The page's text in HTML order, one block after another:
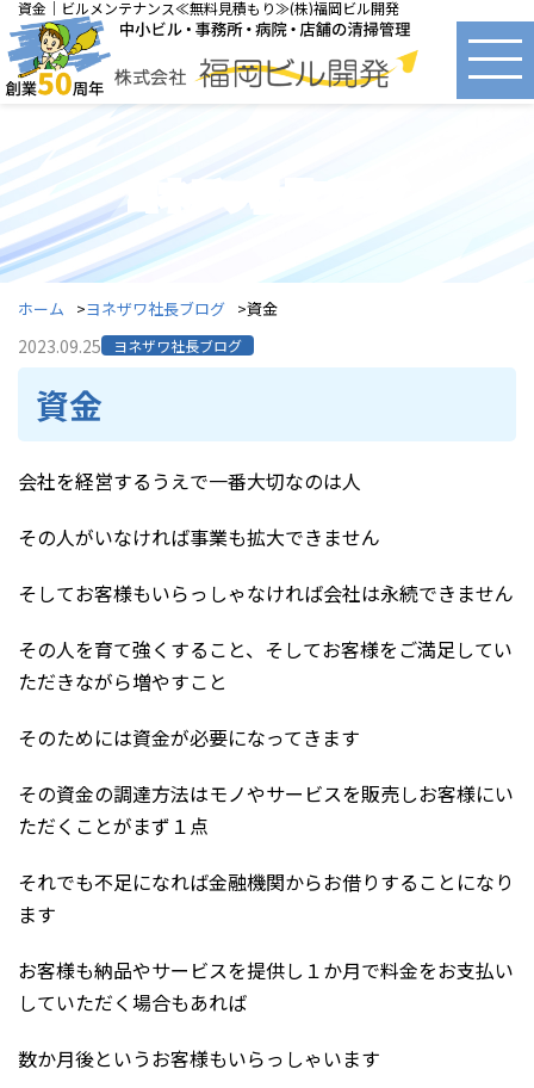
資金｜ビルメンテナンス≪無料見積もり≫(株)福岡ビル開発
ヨネザワ社長ブログ
ホーム ヨネザワ社長ブログ 資金
2023.09.25 ヨネザワ社長ブログ
資金
会社を経営するうえで一番大切なのは人
その人がいなければ事業も拡大できません
そしてお客様もいらっしゃなければ会社は永続できません
その人を育て強くすること、そしてお客様をご満足してい
ただきながら増やすこと
そのためには資金が必要になってきます
その資金の調達方法はモノやサービスを販売しお客様にい
ただくことがまず１点
それでも不足になれば金融機関からお借りすることになり
ます
お客様も納品やサービスを提供し１か月で料金をお支払い
していただく場合もあれば
数か月後というお客様もいらっしゃいます